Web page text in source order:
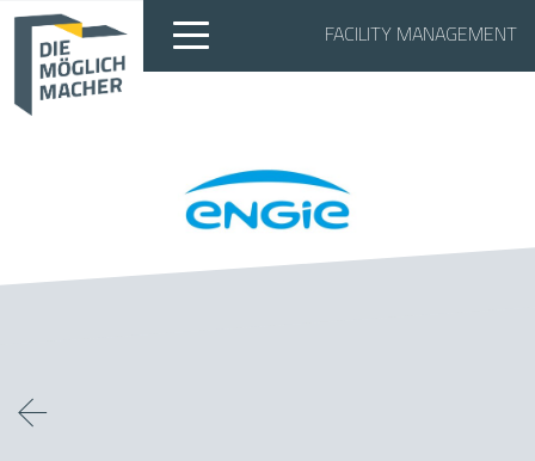
FACILITY MANAGEMENT